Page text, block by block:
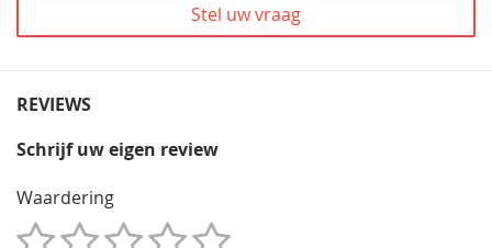
Stel uw vraag
REVIEWS
Schrijf uw eigen review
Waardering